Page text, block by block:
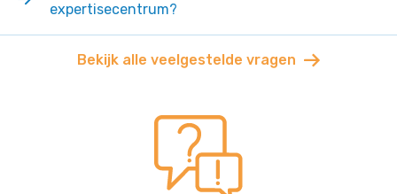
expertisecentrum?
Bekijk alle veelgestelde vragen